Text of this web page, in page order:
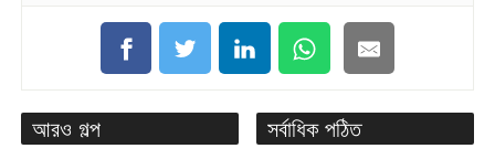
আরও গল্প সর্বাধিক পঠিত